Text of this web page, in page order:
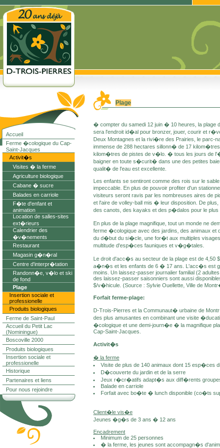
Accueil
Ferme �cologique du Cap-
Saint-Jacques
Activit�s
Visites � la ferme
Agriculture biologique
Cabane � sucre
Balades en carriole
F�te d'enfant et
animation
Location de salles-sites
ext�rieurs
Calendrier des
�v�nements
Restaurant
Magasin g�n�ral
Centre d'interpr�tation
Randonn�e, v�lo et ski
de fond
Plage
Insertion sociale et
professionelle
Produits biologiques
Ferme de Saint-Paul
Accueil du Petit Lac
(Nominingue)
Boscoville 2000
Produits biologiques
Insertion sociale et
professionelle
Historique
Partenaires et liens
Pour nous rejoindre
Plage
� compter du samedi 12 juin � 10 heures, la plage
sera l'endroit id�al pour bronzer, jouer, courir et
Deux Montagnes et la rivi�re des Prairies, le parc-
immense de 288 hectares sillonn� de 17
kilom�tres de pistes de v�lo. � tous les jours de
baigner en toute s�curit� dans une des petites
qualit� de l'eau est excellente.
Les enfants se sentiront comme des rois sur le
impeccable. En plus de pouvoir profiter d'un
visiteurs seront ravis par les nombreuses aires de
et l'aire de volley-ball mis � leur disposition. De
des canots, des kayaks et des p�dalos pour le plus
En plus de la plage magnifique, tout un monde ne
ferme �cologique avec des jardins, des animaux
du d�but du si�cle, une for�t aux multiples
multitude d'esp�ces fauniques et v�g�tales.
Le droit d'acc�s au secteur de la plage est de 4,50
a�n�s et les enfants de 6 � 17 ans. L'acc�s est
moins. Un laissez-passer journalier familial (2
des laissez-passer saisonniers sont aussi
$/v�hicule. (Source : Sylvie Ouellette, Ville de
Forfait ferme-plage:
D-Trois-Pierres et la Communaut� urbaine de
des plus amusantes en combinant une visite
�cologique et une demi-journ�e � la magnifique
Cap-Saint-Jacques.
Activit�s
� la ferme
Visite de plus de 140 animaux dont 15 esp�ces
D�couverte du jardin et de la serre
Jeux r�cr�atifs adapt�s aux diff�rents
Balade en carriole
Forfait avec bo�te � lunch disponible (co�ts
Client�le vis�e
Jeunes �g�s de 3 ans � 12 ans
Encadrement
Minimum de 25 personnes
� la ferme, les jeunes sont accompagn�s